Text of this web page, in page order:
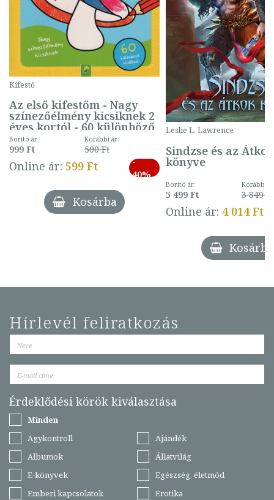
Kifestő
Az első kifestőm - Nagy
színezőélmény kicsiknek 2
éves kortól - 60 különböző
mintával (gombás)
Borító ár:
999 Ft
Korábbi ár:
500 Ft
Online ár: 599 Ft
-
40%
Kosárba
Leslie L. Lawrence
Sindzse és az Átkok
könyve
Borító ár:
5 499 Ft
Korábbi
3 849 Ft
Online ár: 4 014 Ft
Kosárba
Hírlevél feliratkozás
Érdeklődési körök kiválasztása
Minden
Agykontroll
Ajándék
Albumok
Állatvilág
E-könyvek
Egészség, életmód
Emberi kapcsolatok
Erotika